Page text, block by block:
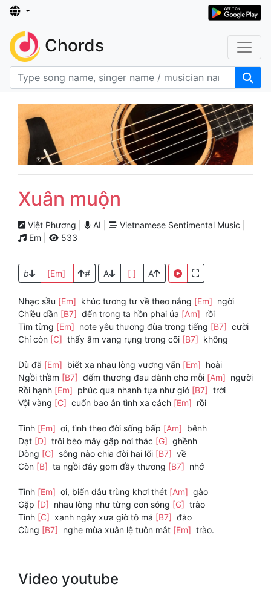
Chords
Xuân muộn
Việt Phương | AI |
Vietnamese Sentimental Music |
Em |
533
b [Em] # A [ ] A
Nhạc sầu [Em] khúc tương tư về theo nắng [Em] ngời
Chiều dần [B7] đến trong ta hồn phai úa [Am] rồi
Tìm từng [Em] note yêu thương đùa trong tiếng [B7] cười
Chỉ còn [C] thấy âm vang rụng trong cõi [B7] không
Dù đã [Em] biết xa nhau lòng vương vấn [Em] hoài
Ngồi thầm [B7] đếm thương đau dành cho mỗi [Am] người
Rồi hạnh [Em] phúc qua nhanh tựa như gió [B7] trời
Vội vàng [C] cuốn bao ân tình xa cách [Em] rồi
Tình [Em] ơi, tình theo đời sống bấp [Am] bênh
Dạt [D] trôi bèo mây gặp nơi thác [G] ghềnh
Dòng [C] sông nào chia đời hai lối [B7] về
Còn [B] ta ngồi đây gom đầy thương [B7] nhớ
Tình [Em] ơi, biển dâu trùng khơi thét [Am] gào
Gặp [D] nhau lòng như từng cơn sóng [G] trào
Tình [C] xanh ngày xưa giờ tô má [B7] đào
Cùng [B7] nghe mùa xuân lệ tuôn mắt [Em] trào.
Video youtube